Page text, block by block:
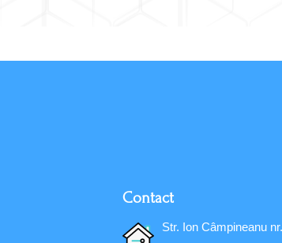
Contact
Str. Ion Câmpineanu